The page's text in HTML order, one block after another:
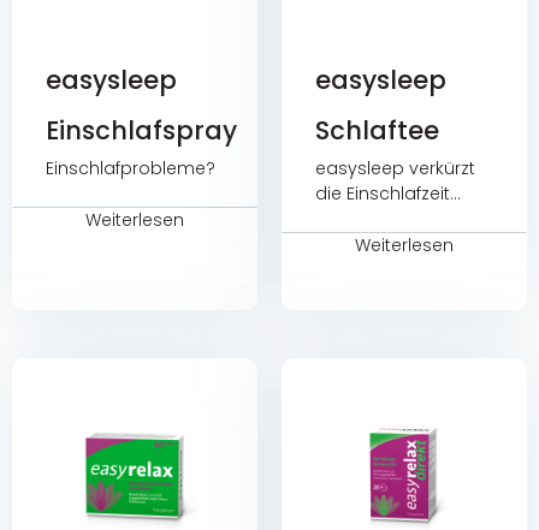
easysleep
Einschlafspray
Einschlafprobleme?
Weiterlesen
easysleep
Schlaftee
easysleep verkürzt
die Einschlafzeit
sorgt für einen
Weiterlesen